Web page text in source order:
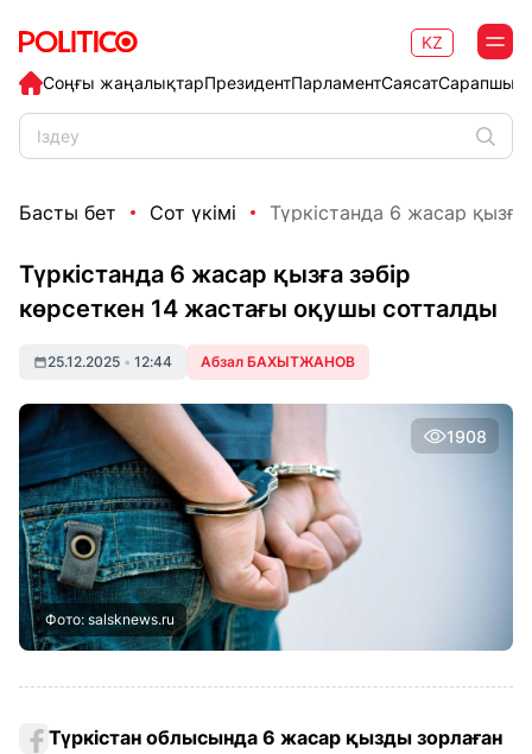
Соңғы жаңалықтарПрезидентПарламентСаясат
KZ
Басты бет Сот үкімі Түркістанда 6 жасар
Түркістанда 6 жасар қызға зәбір
көрсеткен 14 жастағы оқушы сотталды
25.12.2025 • 12:44 Абзал БАХЫТЖАНОВ
1908
Фото: salsknews.ru
Түркістан облысында 6 жасар қызды зорлаған